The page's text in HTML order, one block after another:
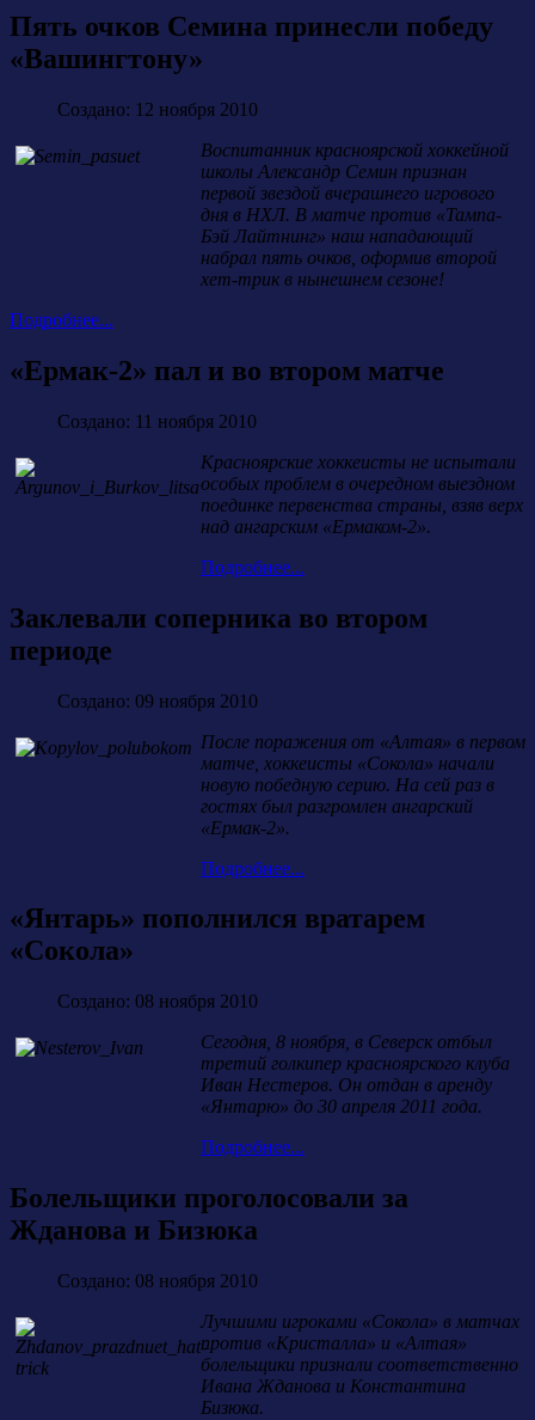
Пять очков Семина принесли победу
«Вашингтону»
Создано: 12 ноября 2010
Воспитанник красноярской хоккейной
школы Александр Семин признан
первой звездой вчерашнего игрового
дня в НХЛ. В матче против «Тампа-
Бэй Лайтнинг» наш нападающий
набрал пять очков, оформив второй
хет-трик в нынешнем сезоне!
Подробнее...
«Ермак-2» пал и во втором матче
Создано: 11 ноября 2010
Красноярские хоккеисты не испытали
особых проблем в очередном выездном
поединке первенства страны, взяв верх
над ангарским «Ермаком-2».
Подробнее...
Заклевали соперника во втором
периоде
Создано: 09 ноября 2010
После поражения от «Алтая» в первом
матче, хоккеисты «Сокола» начали
новую победную серию. На сей раз в
гостях был разгромлен ангарский
«Ермак-2».
Подробнее...
«Янтарь» пополнился вратарем
«Сокола»
Создано: 08 ноября 2010
Сегодня, 8 ноября, в Северск отбыл
третий голкипер красноярского клуба
Иван Нестеров. Он отдан в аренду
«Янтарю» до 30 апреля 2011 года.
Подробнее...
Болельщики проголосовали за
Жданова и Бизюка
Создано: 08 ноября 2010
Лучшими игроками «Сокола» в матчах
против «Кристалла» и «Алтая»
болельщики признали соответственно
Ивана Жданова и Константина
Бизюка.